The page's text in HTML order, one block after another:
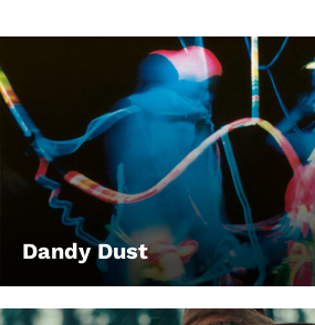
Filmpakete
Gutscheine
& Filmpässe
Account
Suche
Dandy Dust